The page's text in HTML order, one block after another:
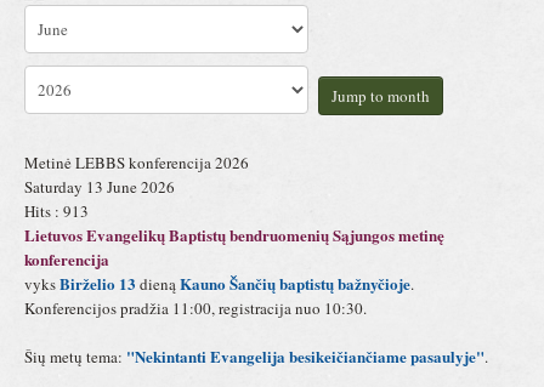
Jump to month
Metinė LEBBS konferencija 2026
Saturday 13 June 2026
Hits : 913
Lietuvos Evangelikų Baptistų bendruomenių Sąjungos metinę
konferencija
vyksBirželio 13 dienąKauno Šančių baptistų bažnyčioje.
Konferencijos pradžia 11:00, registracija nuo 10:30.
Šių metų tema: "Nekintanti Evangelija besikeičiančiame pasaulyje".